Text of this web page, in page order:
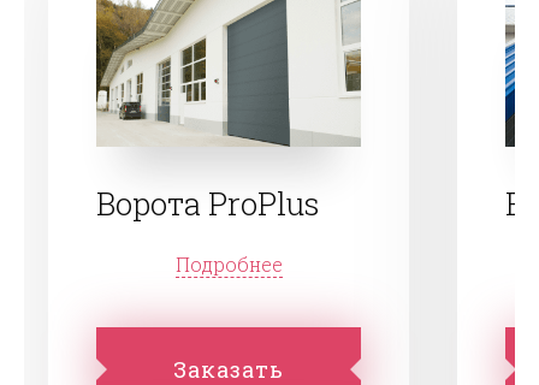
Ворота ProPlus
Подробнее
Заказать